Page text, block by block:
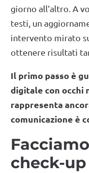
giorno all’altro. A
testi, un
intervento mirato
ottenere risultati
Il primo passo è
digitale con occhi
rappresenta
comunicazione è
check-